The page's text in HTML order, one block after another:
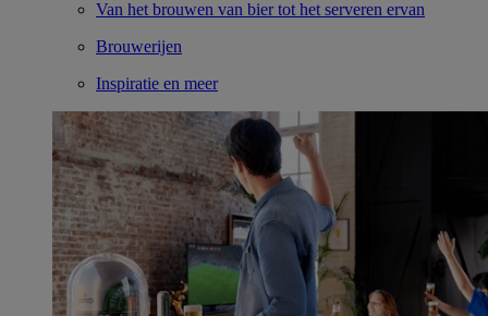
Van het brouwen van bier tot het serveren ervan
Brouwerijen
Inspiratie en meer